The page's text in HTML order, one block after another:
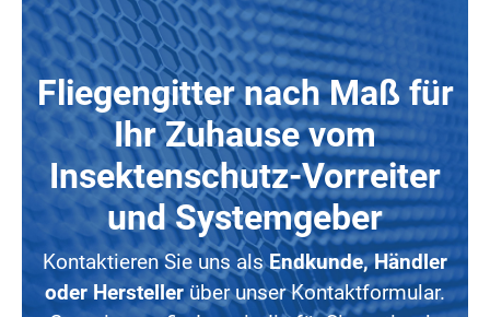
Fliegengitter nach Maß für
Ihr Zuhause vom
Insektenschutz-Vorreiter
und Systemgeber
Kontaktieren Sie uns alsEndkunde, Händler
oder Herstellerüber unser Kontaktformular.